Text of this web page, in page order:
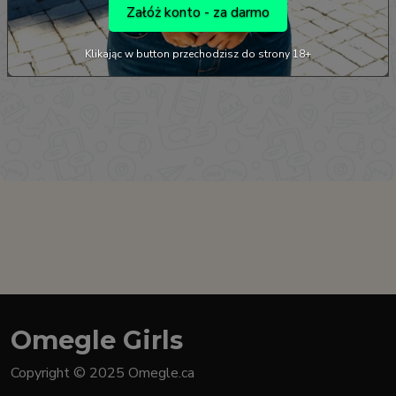
Załóż konto - za darmo
Klikając w button przechodzisz do strony 18+
Omegle Girls
Copyright © 2025 Omegle.ca